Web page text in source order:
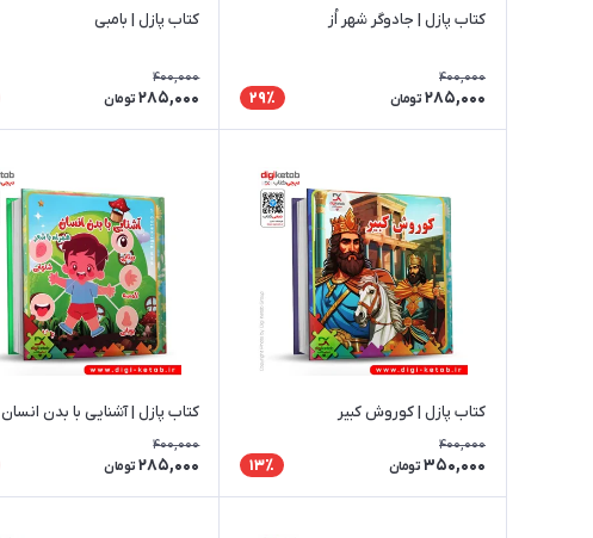
کتاب پازل | جادوگر شهر اُز
400,000
285,000 تومان 29٪
کتاب پازل | بامبی
400,000
285,000 تومان
کتاب پازل | کوروش کبیر
400,000
350,000 تومان 13٪
کتاب پازل | آشنایی با بدن انسان
400,000
285,000 تومان